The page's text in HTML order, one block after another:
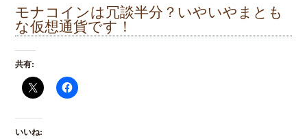
モナコインは冗談半分？いやいやまとも
な仮想通貨です！
共有:
いいね: